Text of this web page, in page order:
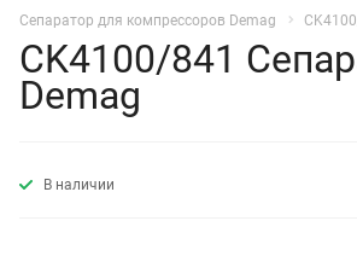
Сепаратор для компрессоров Demag
CK4100/841
Demag
В наличии